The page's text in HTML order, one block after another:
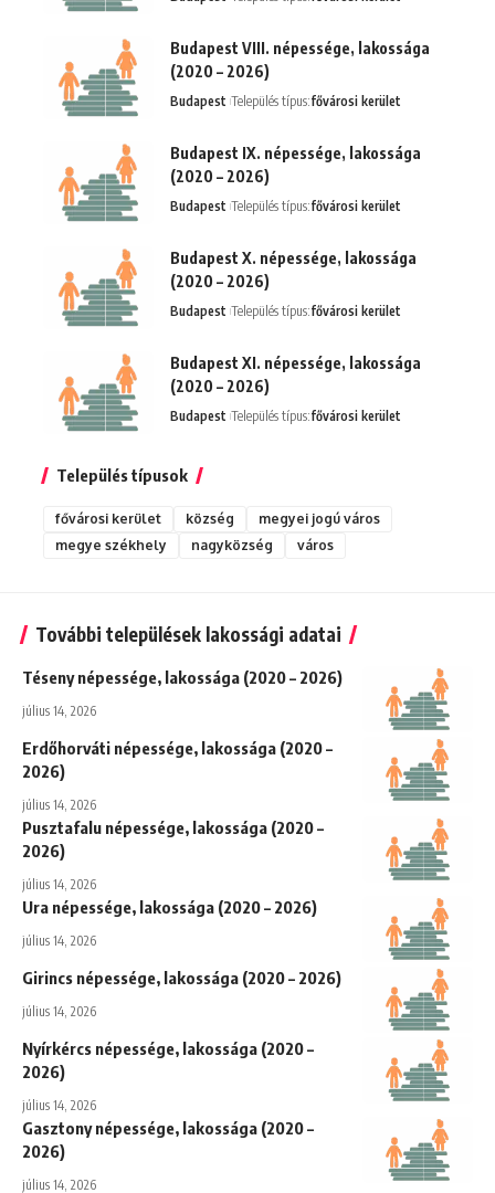
Budapest VIII. népessége, lakossága
(2020 – 2026)
Budapest Település típus:fővárosi kerület
Budapest IX. népessége, lakossága
(2020 – 2026)
Budapest Település típus:fővárosi kerület
Budapest X. népessége, lakossága
(2020 – 2026)
Budapest Település típus:fővárosi kerület
Budapest XI. népessége, lakossága
(2020 – 2026)
Budapest Település típus:fővárosi kerület
Település típusok
fővárosi kerület község
megyei jogú város
megye székhely
nagyközség város
További települések lakossági adatai
Téseny népessége, lakossága (2020 – 2026)
július 14, 2026
Erdőhorváti népessége, lakossága (2020 –
2026)
július 14, 2026
Pusztafalu népessége, lakossága (2020 –
2026)
július 14, 2026
Ura népessége, lakossága (2020 – 2026)
július 14, 2026
Girincs népessége, lakossága (2020 – 2026)
július 14, 2026
Nyírkércs népessége, lakossága (2020 –
2026)
július 14, 2026
Gasztony népessége, lakossága (2020 –
2026)
július 14, 2026